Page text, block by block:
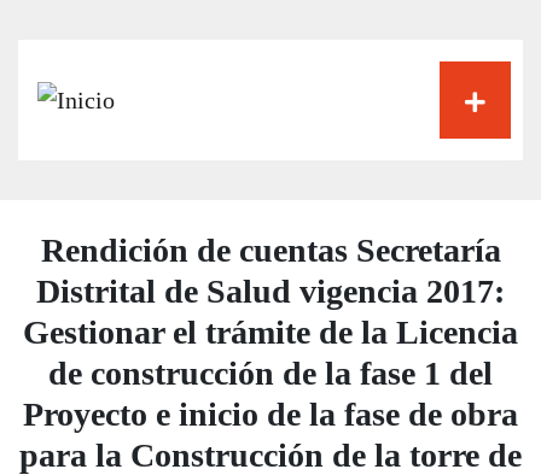
Rendición de cuentas Secretaría
Distrital de Salud vigencia 2017:
Gestionar el trámite de la Licencia
de construcción de la fase 1 del
Proyecto e inicio de la fase de obra
para la Construcción de la torre de